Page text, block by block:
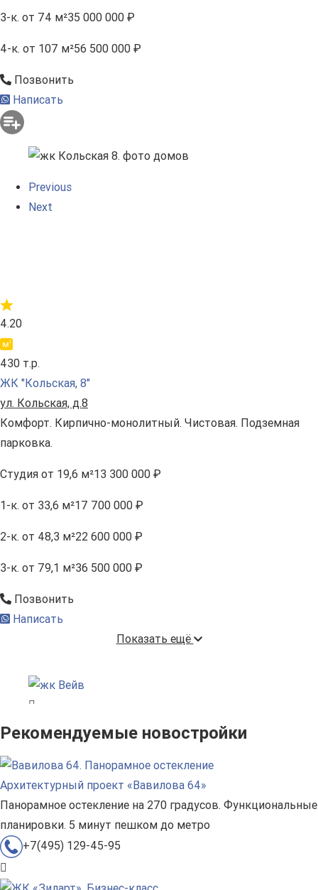
3-к. от 74 м²35 000 000 ₽
4-к. от 107 м²56 500 000 ₽
Позвонить
Написать
Previous
Next
4.20
430 т.р.
ЖК "Кольская, 8"
ул. Кольская, д.8
Комфорт. Кирпично-монолитный. Чистовая. Подземная
парковка.
Студия от 19,6 м²13 300 000 ₽
1-к. от 33,6 м²17 700 000 ₽
2-к. от 48,3 м²22 600 000 ₽
3-к. от 79,1 м²36 500 000 ₽
Позвонить
Написать
Показать ещё
Рекомендуемые новостройки
Архитектурный проект «Вавилова 64»
Панорамное остекление на 270 градусов. Функциональные
планировки. 5 минут пешком до метро
+7(495) 129-45-95